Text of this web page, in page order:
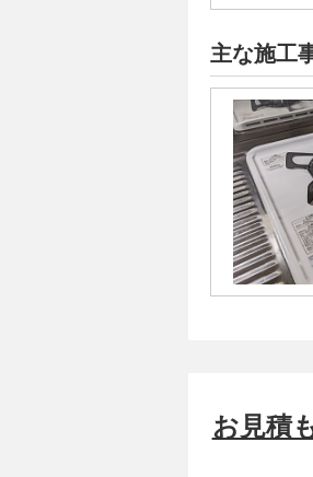
主な施工
お見積